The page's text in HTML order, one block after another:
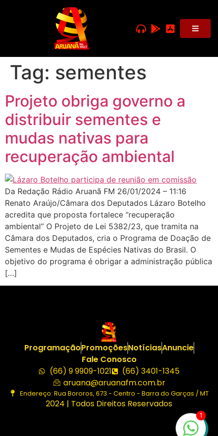
Tag: sementes
Projeto obriga governo a
distribuir sementes e
mudas nativas para
recuperação ambiental
Da Redação Rádio Aruanã FM 26/01/2024 – 11:16
Renato Araújo/Câmara dos Deputados Lázaro Botelho
acredita que proposta fortalece “recuperação
ambiental” O Projeto de Lei 5382/23, que tramita na
Câmara dos Deputados, cria o Programa de Doação de
Sementes e Mudas de Espécies Nativas do Brasil. O
objetivo do programa é obrigar a administração pública
[…]
ProgramaçãoPromoçõesNotíciasAnuncie
Fale Conosco
(66) 9 9909-1021
(66) 3401-1345
aruana@aruanafm.com.br
Endereço: Rua Bororos, 673 - Centro - Barra do Garças / MT
2024 | Todos Direitos Reservados
1